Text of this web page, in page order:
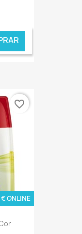
€ ONLINE
favorite_border